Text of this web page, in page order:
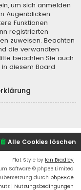
um sich anmelden
Augenblicken
Funktionen
registrierten
zuweisen. Beachten
die verwandten
beachten Sie auch
diesem Board
Alle Cookies löschen
Flat Style by Ian Bradley
Software © phpBB Limited
durch phpBB.de
| Nutzungsbedingungen